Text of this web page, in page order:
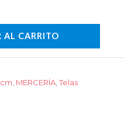
AL CARRITO
, MERCERÍA,Telas